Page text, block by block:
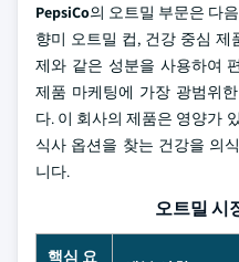
PepsiCo의 오트밀 부문은 다
향미 오트밀 컵, 건강 중심 제
제와 같은 성분을 사용하여
제품 마케팅에 가장 광범위
다. 이 회사의 제품은 영양가
식사 옵션을 찾는 건강을 의
니다.
오트밀 시
핵심 요